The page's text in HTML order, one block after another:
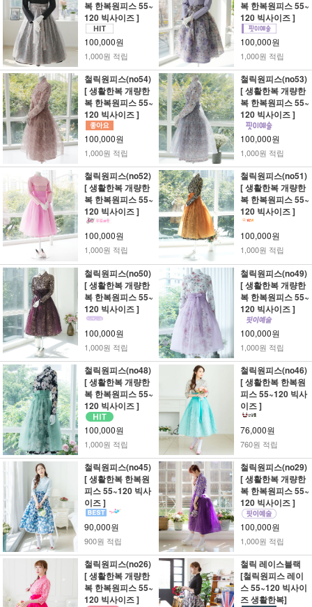
복 한복원피스 55~
120 빅사이즈 ]
100,000원
1,000원 적립
복 한복원피스 55~
120 빅사이즈 ]
100,000원
1,000원 적립
철릭원피스(no54)
[ 생활한복 개량한
복 한복원피스 55~
120 빅사이즈 ]
100,000원
1,000원 적립
철릭원피스(no53)
[ 생활한복 개량한
복 한복원피스 55~
120 빅사이즈 ]
100,000원
1,000원 적립
철릭원피스(no52)
[ 생활한복 개량한
복 한복원피스 55~
120 빅사이즈 ]
100,000원
1,000원 적립
철릭원피스(no51)
[ 생활한복 개량한
복 한복원피스 55~
120 빅사이즈 ]
100,000원
1,000원 적립
철릭원피스(no50)
[ 생활한복 개량한
복 한복원피스 55~
120 빅사이즈 ]
100,000원
1,000원 적립
철릭원피스(no49)
[ 생활한복 개량한
복 한복원피스 55~
120 빅사이즈 ]
100,000원
1,000원 적립
철릭원피스(no48)
[ 생활한복 개량한
복 한복원피스 55~
120 빅사이즈 ]
100,000원
1,000원 적립
철릭원피스(no46)
[ 생활한복 한복원
피스 55~120 빅사
이즈 ]
76,000원
760원 적립
철릭원피스(no45)
[ 생활한복 한복원
피스 55~120 빅사
이즈 ]
90,000원
900원 적립
철릭원피스(no29)
[ 생활한복 개량한
복 한복원피스 55~
120 빅사이즈 ]
100,000원
1,000원 적립
철릭원피스(no26)
[ 생활한복 개량한
복 한복원피스 55~
120 빅사이즈 ]
철릭 레이스블랙
[철릭원피스 레이
스 55~120 빅사이
즈 생활한복]